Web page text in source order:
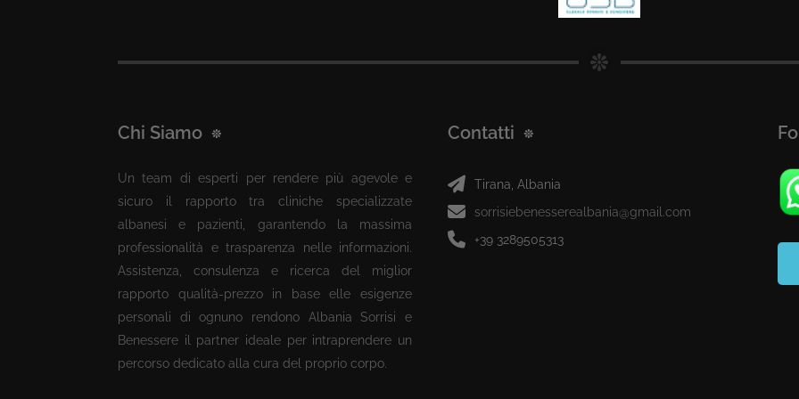
Chi Siamo
Un team di esperti per rendere più agevole e
sicuro il rapporto tra cliniche specializzate
albanesi e pazienti, garantendo la massima
professionalità e trasparenza nelle informazioni.
Assistenza, consulenza e ricerca del miglior
rapporto qualità-prezzo in base elle esigenze
personali di ognuno rendono Albania Sorrisi e
Benessere il partner ideale per intraprendere un
percorso dedicato alla cura del proprio corpo.
Contatti
Tirana, Albania
sorrisiebenesserealbania@gmail.com
+39 3289505313